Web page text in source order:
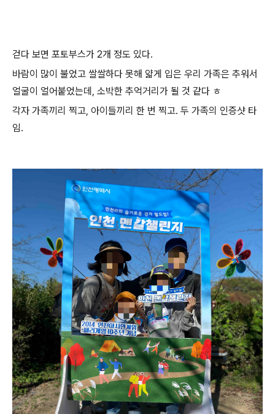
걷다 보면 포토부스가 2개 정도 있다.
바람이 많이 불었고 쌀쌀하다 못해 얇게 입은 우리 가족은 추워서
얼굴이 얼어붙었는데, 소박한 추억거리가 될 것 같다 ㅎ
각자 가족끼리 찍고, 아이들끼리 한 번 찍고. 두 가족의 인증샷 타
임.